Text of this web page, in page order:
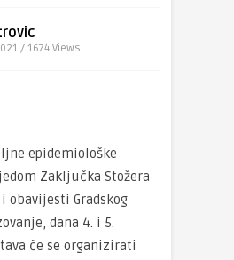
/ 1674 Views
epidemiološke
Zaključka Stožera
obavijesti Gradskog
dana 4. i 5.
će se organizirati